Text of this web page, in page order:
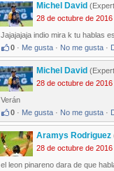
Michel David
28 de octubre de
Jajajajaja indio mira k tu hablas
0 · Me gusta · No me gusta ·
Michel David
28 de octubre de
Verán
0 · Me gusta · No me gusta ·
Aramys Rodriguez
28 de octubre de
el leon pinareno dara de que